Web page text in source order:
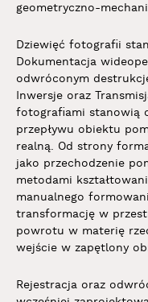
geometryczno-
Dziewięć fotografii
Dokumentacja
odwróconym
Inwersje oraz
fotografiami stanowią
przepływu obiektu
realną. Od strony
jako przechodzenie
metodami
manualnego
transformację w
powrotu w materię
wejście w zapętlony
Rejestracja oraz